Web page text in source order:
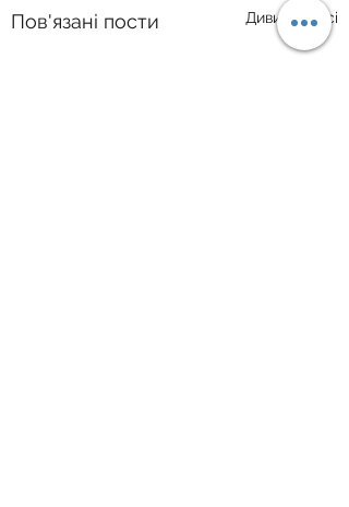
Пов'язані пости Дивитися всі